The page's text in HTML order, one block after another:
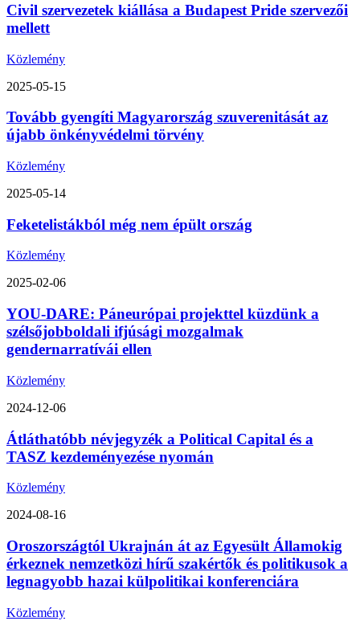
Civil szervezetek kiállása a Budapest Pride szervezői
mellett
Közlemény
2025-05-15
Tovább gyengíti Magyarország szuverenitását az
újabb önkényvédelmi törvény
Közlemény
2025-05-14
Feketelistákból még nem épült ország
Közlemény
2025-02-06
YOU-DARE: Páneurópai projekttel küzdünk a
szélsőjobboldali ifjúsági mozgalmak
gendernarratívái ellen
Közlemény
2024-12-06
Átláthatóbb névjegyzék a Political Capital és a
TASZ kezdeményezése nyomán
Közlemény
2024-08-16
Oroszországtól Ukrajnán át az Egyesült Államokig
érkeznek nemzetközi hírű szakértők és politikusok a
legnagyobb hazai külpolitikai konferenciára
Közlemény